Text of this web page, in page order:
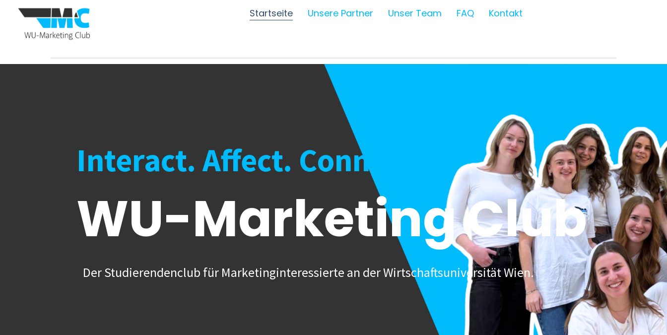
Startseite Unsere Partner Unser Team FAQ Kontakt
Interact. Affect. Connect.
WU-Marketing Club
Der Studierendenclub für Marketinginteressierte an der Wirtschaftsuniversität Wien.